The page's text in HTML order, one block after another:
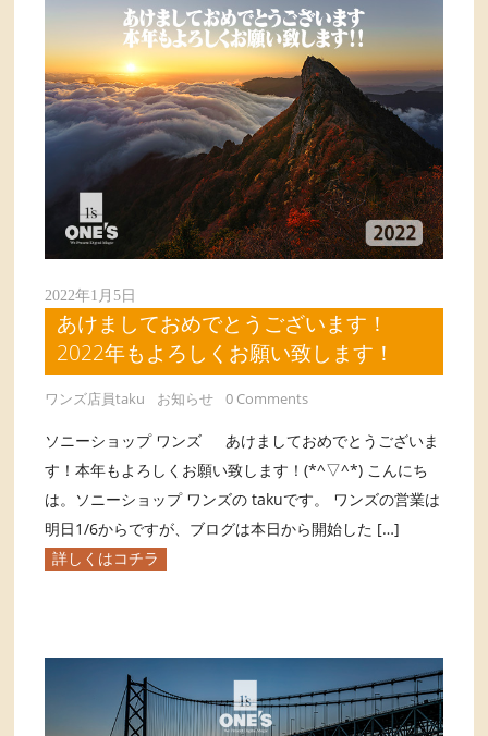
2022年1月5日
あけましておめでとうございます！
2022年もよろしくお願い致します！
ワンズ店員taku お知らせ 0 Comments
ソニーショップ ワンズ あけましておめでとうございま
す！本年もよろしくお願い致します！(*^▽^*) こんにち
は。ソニーショップ ワンズの takuです。 ワンズの営業は
明日1/6からですが、ブログは本日から開始した […]
詳しくはコチラ